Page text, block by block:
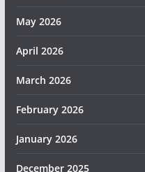
May 2026
April 2026
March 2026
February 2026
January 2026
December 2025